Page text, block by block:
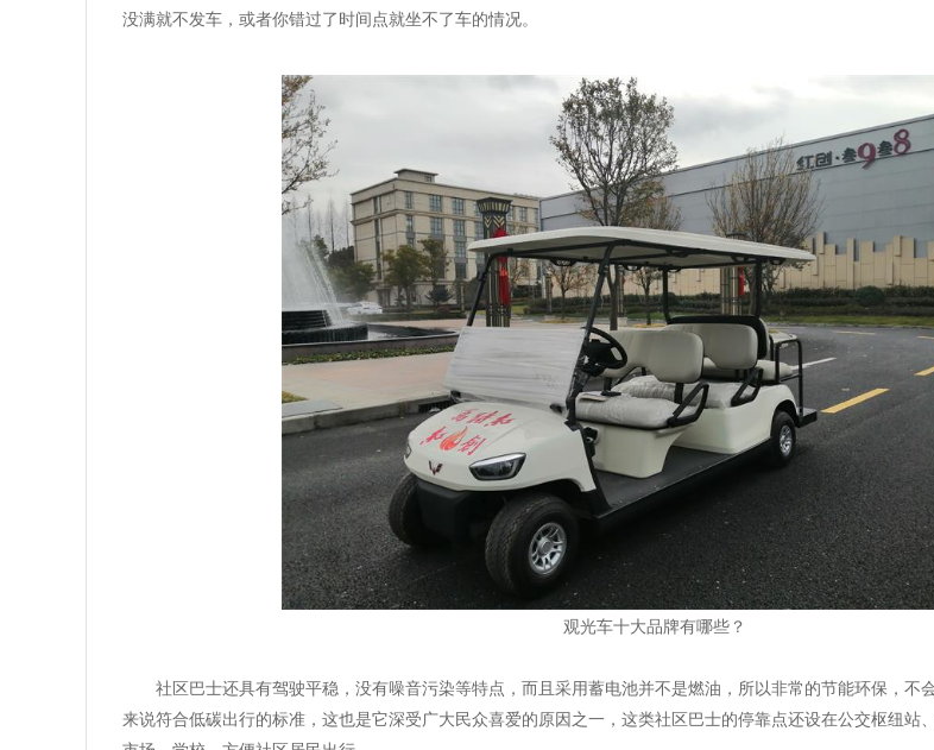
没满就不发车，或者你错过了时间点就坐不了车的情况。
观光车十大品牌有哪些？
社区巴士还具有驾驶平稳，没有噪音污染等特点，而且采用蓄电池并不是燃油，所以非常的节能环保，不
来说符合低碳出行的标准，这也是它深受广大民众喜爱的原因之一，这类社区巴士的停靠点还设在公交枢纽站